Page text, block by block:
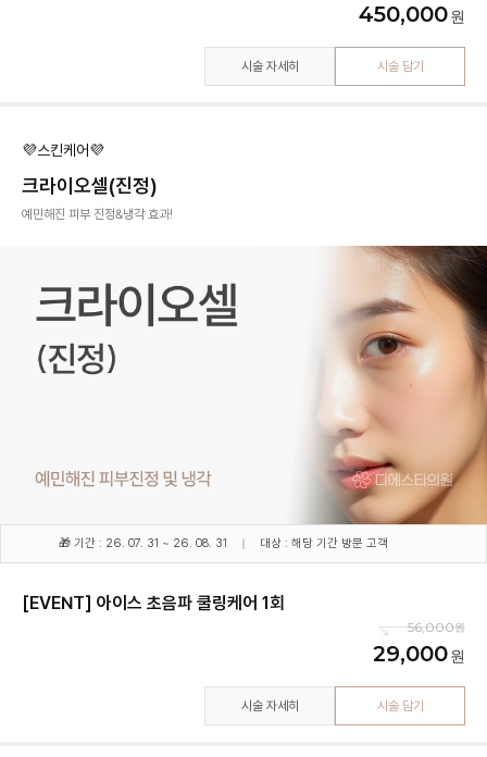
450,000
시술 자세히 시술 담기
💜스킨케어💜
크라이오셀(진정)
예민해진 피부 진정&냉각 효과!
🎁 기간 : 26. 07. 31 ~ 26. 08. 31 대상 : 해당 기간 방문 고객
[EVENT] 아이스 초음파 쿨링케어 1회
56,000
29,000
시술 자세히 시술 담기